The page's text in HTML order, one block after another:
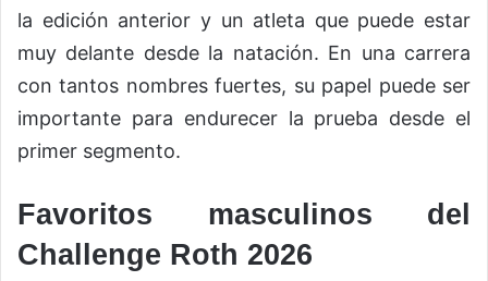
la edición anterior y un atleta que puede estar
muy delante desde la natación. En una carrera
con tantos nombres fuertes, su papel puede ser
importante para endurecer la prueba desde el
primer segmento.
Favoritos masculinos del
Challenge Roth 2026